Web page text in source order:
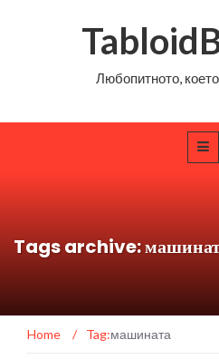
Любопитното,
Tags archive:
Home / Tag:машината